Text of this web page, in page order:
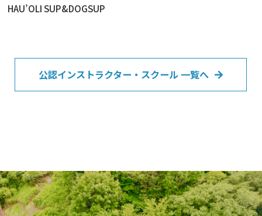
HAU’OLI SUP&DOGSUP
公認インストラクター・スクール 一覧へ